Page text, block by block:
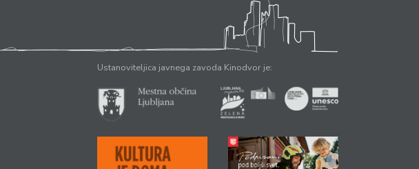
Ustanoviteljica javnega zavoda Kinodvor je: